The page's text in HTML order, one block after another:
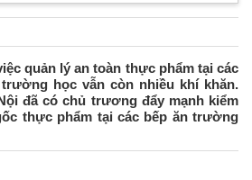
quản lý an toàn thực phẩm tại các
học vẫn còn nhiều khí khăn.
đã có chủ trương đẩy mạnh kiểm
thực phẩm tại các bếp ăn trường